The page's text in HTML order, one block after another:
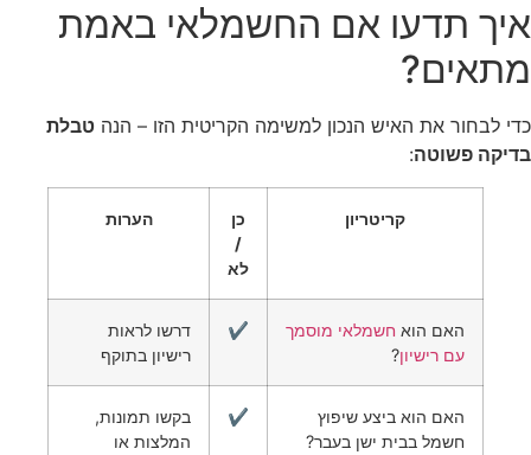
איך תדעו אם החשמלאי באמת
מתאים?
כדי לבחור את האיש הנכון למשימה הקריטית הזו – הנה טבלת
בדיקה פשוטה:
קריטריון
כן
/
לא
הערות
האם הוא חשמלאי מוסמך
עם רישיון?
✔️
דרשו לראות
רישיון בתוקף
האם הוא ביצע שיפוץ
חשמל בבית ישן בעבר?
✔️
בקשו תמונות,
המלצות או